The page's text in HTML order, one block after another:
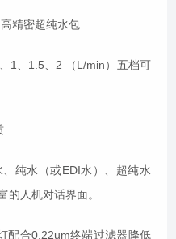
精密超纯水包
1、1.5、2 （L/min）五档可
纯水（或EDI水）、超纯水
的人机对话界面。
配合0.22um终端过滤器降低